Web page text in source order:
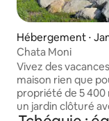
Hébergement ⋅
Nisou
Chata Moni
Vivez des
maison rien que
propriété de 5 400
un jardin clôturé